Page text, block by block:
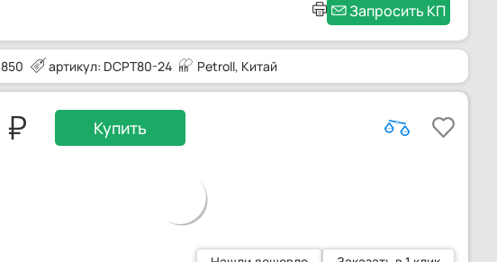
Запросить КП
850 артикул: DCPT80-24 Petroll, Китай
Купить